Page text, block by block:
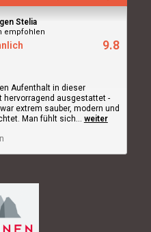
Stelia
empfohlen
9.8
Aufenthalt in dieser
hervorragend ausgestattet -
extrem sauber, modern und
Man fühlt sich... weiter